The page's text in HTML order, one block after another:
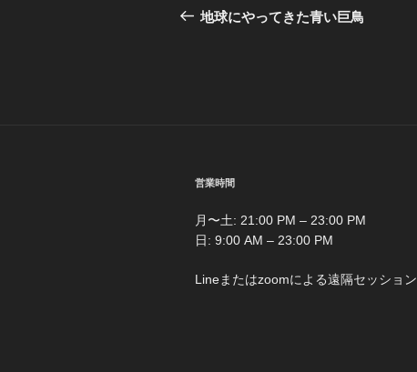
稿
シ
ョ
ン
の
地球にやってきた青い巨鳥
営業時間
月〜土: 21:00 PM – 23:00 PM
日: 9:00 AM – 23:00 PM
Lineまたはzoomによる遠隔セッション